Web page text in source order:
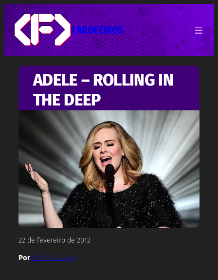
Pular
para
o
conteúdo
FAROFEIROS
ADELE – ROLLING IN
THE DEEP
22 de fevereiro de 2012
PorRodrigo Castro